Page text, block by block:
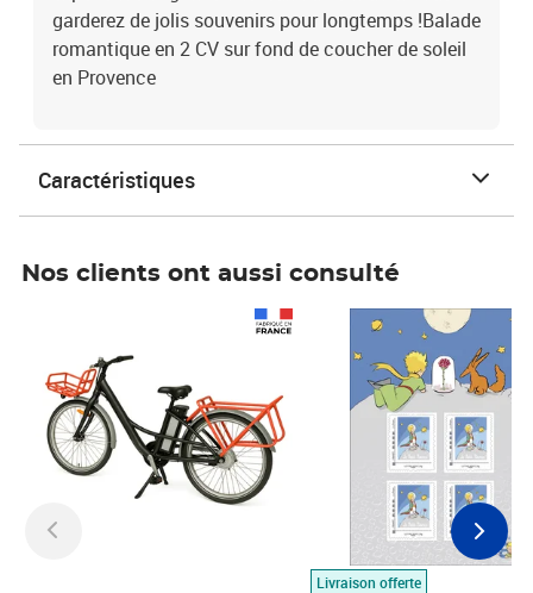
garderez de jolis souvenirs pour longtemps !Balade
romantique en 2 CV sur fond de coucher de soleil
en Provence
Caractéristiques
Nos clients ont aussi consulté
Livraison offerte
Prix 7,50€